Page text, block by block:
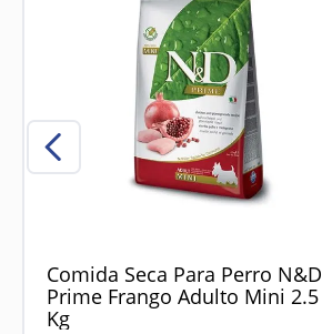
Comida Seca Para Perro N&D
Prime Frango Adulto Mini 2.5
Kg